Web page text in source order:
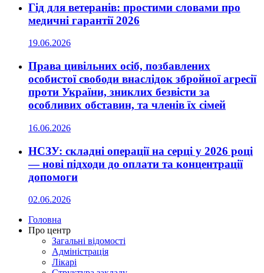
Гід для ветеранів: простими словами про
медичні гарантії 2026
19.06.2026
Права цивільних осіб, позбавлених
особистої свободи внаслідок збройної агресії
проти України, зниклих безвісти за
особливих обставин, та членів їх сімей
16.06.2026
НСЗУ: складні операції на серці у 2026 році
— нові підходи до оплати та концентрації
допомоги
02.06.2026
Головна
Про центр
Загальні відомості
Адміністрація
Лікарі